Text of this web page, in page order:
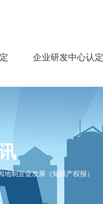
企业研发中心认定
地制宜促发展（知识产权报）